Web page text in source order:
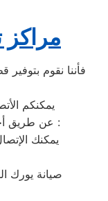
يمكنكم
عن طريق أحد أرقام المراكز الأتيه :
يمكنك
صيانة يورك